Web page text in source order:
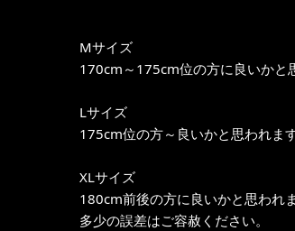
Mサイズ
170cm～175cm位の方に良いか
Lサイズ
175cm位の方～良いかと思われま
XLサイズ
180cm前後の方に良いかと思われ
多少の誤差はご容赦ください。